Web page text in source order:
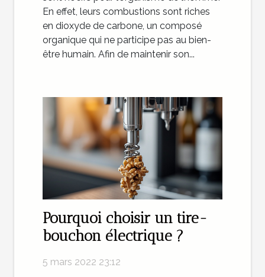
En effet, leurs combustions sont riches
en dioxyde de carbone, un composé
organique qui ne participe pas au bien-
être humain. Afin de maintenir son...
Pourquoi choisir un tire-
bouchon électrique ?
5 mars 2022 23:12